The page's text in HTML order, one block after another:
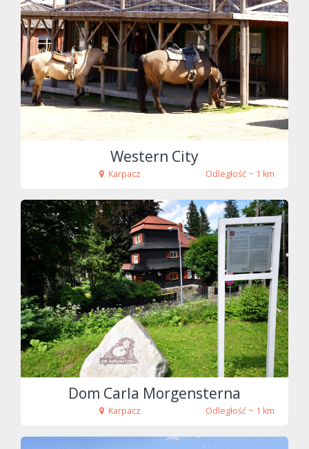
fot. Tenet
Western City
Karpacz Odległość ~ 1 km
fot. Tenet
Dom Carla Morgensterna
Karpacz Odległość ~ 1 km